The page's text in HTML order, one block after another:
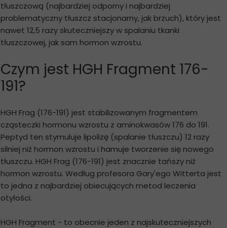
tłuszczową (najbardziej odporny i najbardziej
problematyczny tłuszcz stacjonarny, jak brzuch), który jest
nawet 12,5 razy skuteczniejszy w spalaniu tkanki
tłuszczowej, jak sam hormon wzrostu.
Czym jest HGH Fragment 176-
191?
HGH Frag (176-191) jest stabilizowanym fragmentem
cząsteczki hormonu wzrostu z aminokwasów 176 do 191.
Peptyd ten stymuluje lipolizę (spalanie tłuszczu) 12 razy
silniej niż hormon wzrostu i hamuje tworzenie się nowego
tłuszczu. HGH Frag (176-191) jest znacznie tańszy niż
hormon wzrostu. Według profesora Gary'ego Witterta jest
to jedna z najbardziej obiecujących metod leczenia
otyłości.
HGH Fragment - to obecnie jeden z najskuteczniejszych